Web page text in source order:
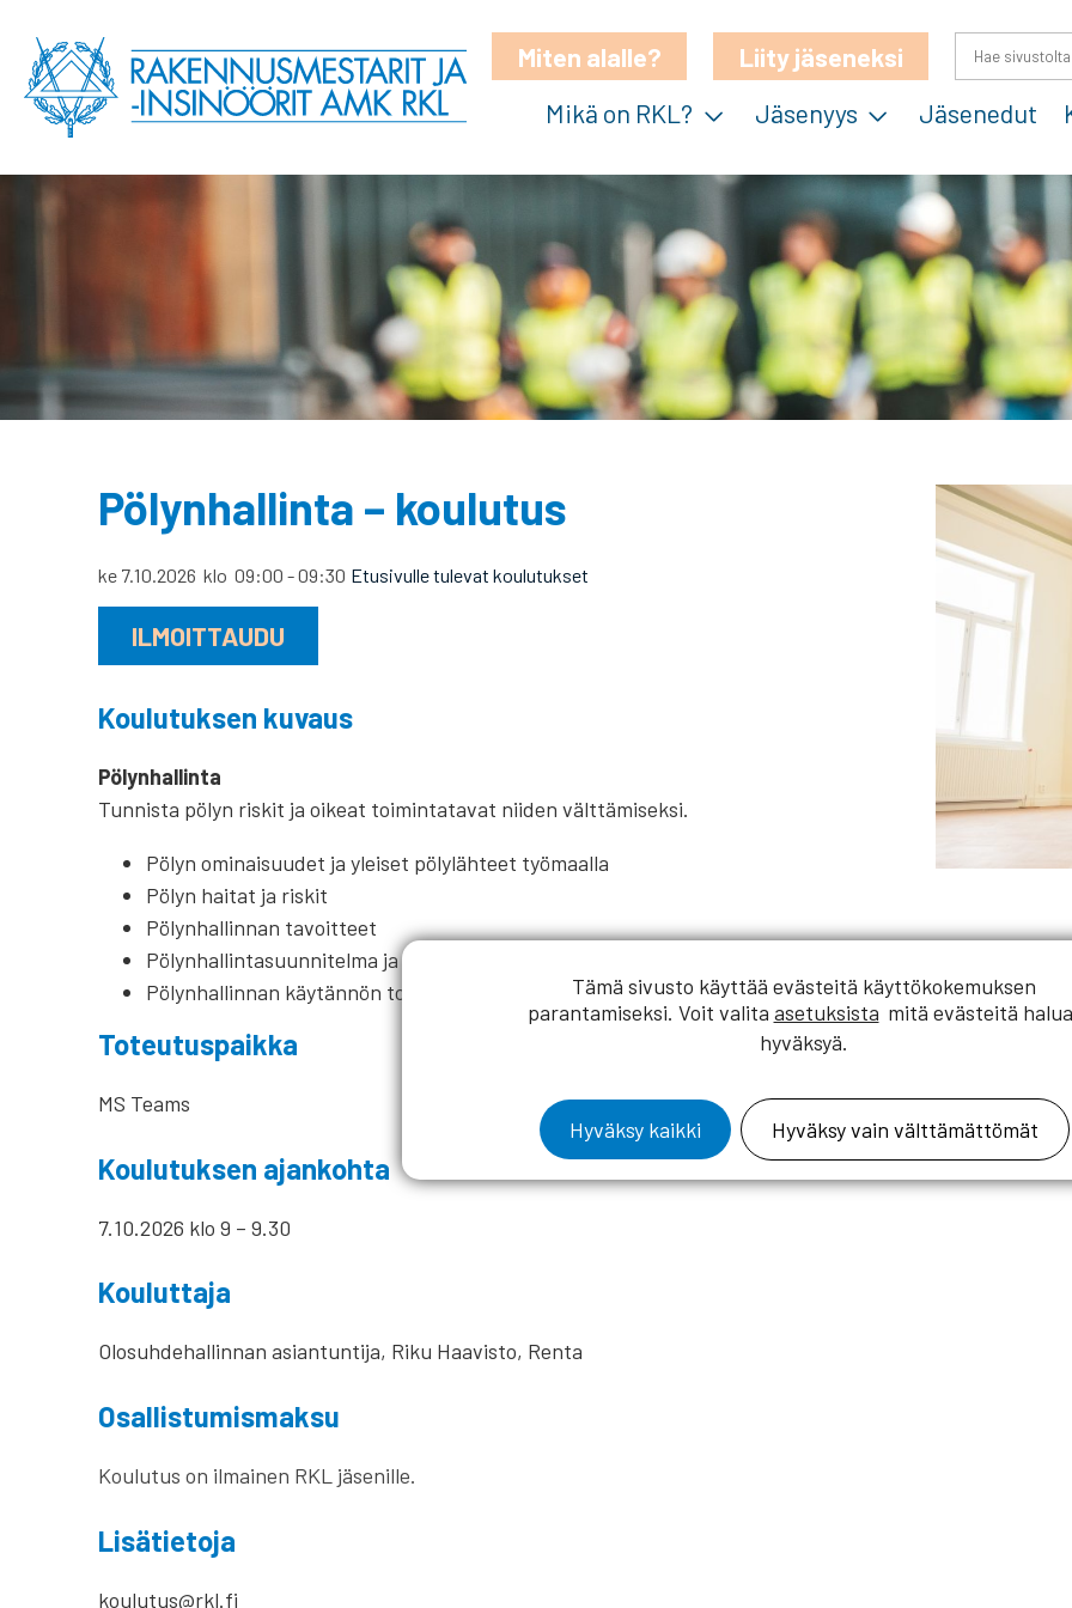
Miten alalle?
Liity jäseneksi
Mikä on RKL?
Jäsenyys Jäsenedut
Pölynhallinta – koulutus
ke 7.10.2026 klo 09:00 -09:30 Etusivulle tulevat koulutukset
ILMOITTAUDU
Koulutuksen kuvaus
Pölynhallinta
Tunnista pölyn riskit ja oikeat toimintatavat niiden välttämiseksi.
Pölyn ominaisuudet ja yleiset pölylähteet työmaalla
Pölyn haitat ja riskit
Pölynhallinnan tavoitteet
Pölynhallintasuunnitelma ja sen tärkeys
Pölynhallinnan käytännön toteutuksen periaatteet ja hyvät esimerkit
Toteutuspaikka
MS Teams
Koulutuksen ajankohta
7.10.2026 klo 9 – 9.30
Kouluttaja
Olosuhdehallinnan asiantuntija, Riku Haavisto, Renta
Osallistumismaksu
Koulutus on ilmainen RKL jäsenille.
Lisätietoja
koulutus@rkl.fi
Tämä sivusto käyttää evästeitä käyttökokemuksen
parantamiseksi. Voit valita asetuksista mitä evästeitä
hyväksyä.
Hyväksy kaikki Hyväksy vain välttämättömät